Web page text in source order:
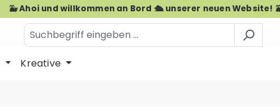
🐳 Ahoi und willkommen an Bord 🛳️ unserer neuen Website!
Kreative